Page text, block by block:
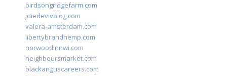
birdsongridgefarm.com
joiedevivblog.com
valera-amsterdam.com
libertybrandhemp.com
norwoodinnwi.com
neighboursmarket.com
blackanguscareers.com